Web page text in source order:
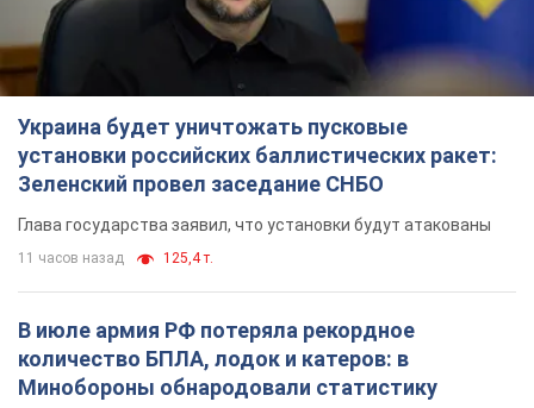
11 часов назад 125,4 т.
В июле армия РФ потеряла рекордное
количество БПЛА, лодок и катеров: в
Минобороны обнародовали статистику
В прошлом месяце также выросли потери РФ в живой силе и
расстоянии
9 часов назад 4,6 т.
"Нужны быстрые и нестандартные подходы":
Корецкий пообещал предоставить бизнесу
приоритетный доступ к имеющимся